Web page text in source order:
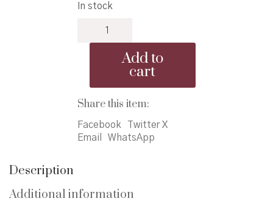
was:
₹275.00.
In stock
चालुक्य
Add to
cart
Share this item:
Facebook
Twitter X
Email
WhatsApp
Description
Additional information